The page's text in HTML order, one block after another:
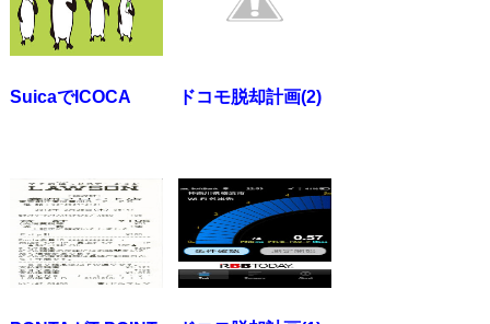
SuicaでICOCA ドコモ脱却計画(2)